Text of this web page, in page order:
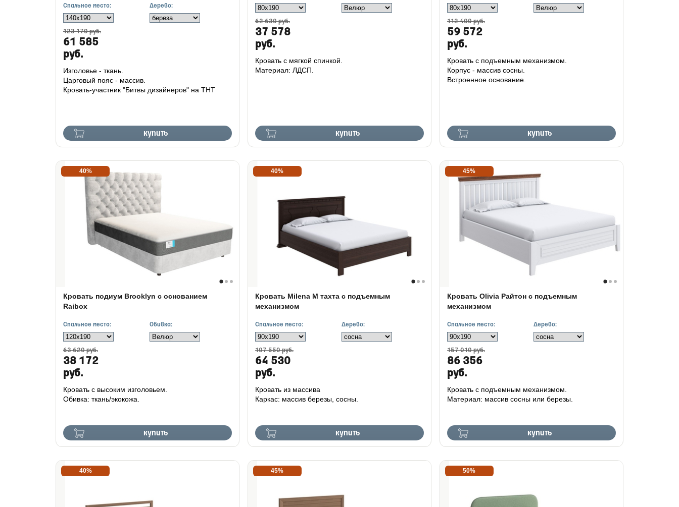
Спальное место: Дерево:
123 170 руб.
61 585
руб.
купить
Изголовье - ткань.
Царговый пояс - массив.
Кровать-участник "Битвы дизайнеров" на ТНТ
62 630 руб.
37 578
руб.
купить
Кровать с мягкой спинкой.
Материал: ЛДСП.
112 400 руб.
59 572
руб.
купить
Кровать с подъемным механизмом.
Корпус - массив сосны.
Встроенное основание.
40%
Кровать подиум Brooklyn с основанием
Raibox
Спальное место: Обивка:
63 620 руб.
38 172
руб.
купить
Кровать с высоким изголовьем.
Обивка: ткань/экокожа.
40%
Кровать Milena М тахта с подъемным
механизмом
Спальное место: Дерево:
107 550 руб.
64 530
руб.
купить
Кровать из массива
Каркас: массив березы, сосны.
45%
Кровать Olivia Райтон с подъемным
механизмом
Спальное место: Дерево:
157 010 руб.
86 356
руб.
купить
Кровать с подъемным механизмом.
Материал: массив сосны или березы.
40% 45% 50%